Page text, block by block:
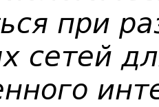
при
сетей